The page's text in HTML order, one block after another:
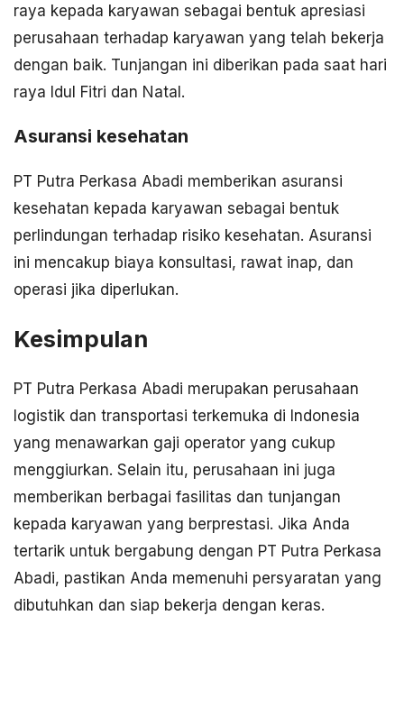
raya kepada karyawan sebagai bentuk apresiasi
perusahaan terhadap karyawan yang telah bekerja
dengan baik. Tunjangan ini diberikan pada saat hari
raya Idul Fitri dan Natal.
Asuransi kesehatan
PT Putra Perkasa Abadi memberikan asuransi
kesehatan kepada karyawan sebagai bentuk
perlindungan terhadap risiko kesehatan. Asuransi
ini mencakup biaya konsultasi, rawat inap, dan
operasi jika diperlukan.
Kesimpulan
PT Putra Perkasa Abadi merupakan perusahaan
logistik dan transportasi terkemuka di Indonesia
yang menawarkan gaji operator yang cukup
menggiurkan. Selain itu, perusahaan ini juga
memberikan berbagai fasilitas dan tunjangan
kepada karyawan yang berprestasi. Jika Anda
tertarik untuk bergabung dengan PT Putra Perkasa
Abadi, pastikan Anda memenuhi persyaratan yang
dibutuhkan dan siap bekerja dengan keras.